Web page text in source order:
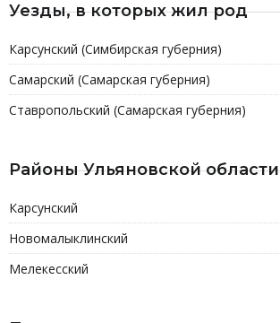
Уезды, в которых жил род
Карсунский (Симбирская губерния)
Самарский (Самарская губерния)
Ставропольский (Самарская губерния)
Районы Ульяновской области
Карсунский
Новомалыклинский
Мелекесский